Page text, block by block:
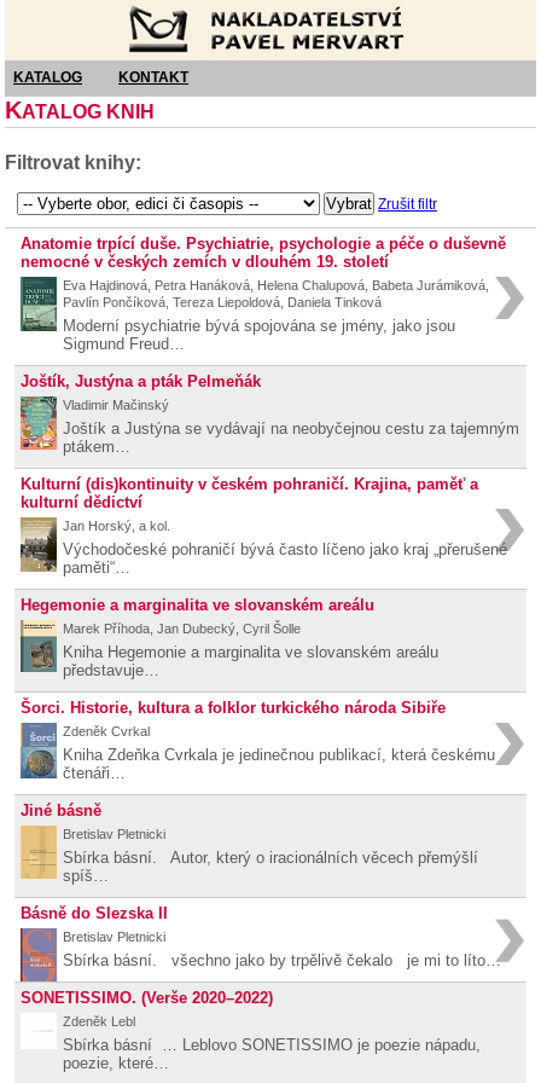
KATALOG KONTAKT
KATALOG KNIH
Filtrovat knihy:
Zrušit filtr
Anatomie trpící duše. Psychiatrie, psychologie a péče o duševně
nemocné v českých zemích v dlouhém 19. století
Eva Hajdinová, Petra Hanáková, Helena Chalupová, Babeta Jurámiková,
Pavlín Pončíková, Tereza Liepoldová, Daniela Tinková
Moderní psychiatrie bývá spojována se jmény, jako jsou
Sigmund Freud…
Joštík, Justýna a pták Pelmeňák
Vladimir Mačinský
Joštík a Justýna se vydávají na neobyčejnou cestu za tajemným
ptákem…
Kulturní (dis)kontinuity v českém pohraničí. Krajina, paměť a
kulturní dědictví
Jan Horský, a kol.
Východočeské pohraničí bývá často líčeno jako kraj „přerušené
paměti“…
Hegemonie a marginalita ve slovanském areálu
Marek Příhoda, Jan Dubecký, Cyril Šolle
Kniha Hegemonie a marginalita ve slovanském areálu
představuje…
Šorci. Historie, kultura a folklor turkického národa Sibiře
Zdeněk Cvrkal
Kniha Zdeňka Cvrkala je jedinečnou publikací, která českému
čtenáři…
Jiné básně
Bretislav Pletnicki
Sbírka básní. Autor, který o iracionálních věcech přemýšlí
spíš…
Básně do Slezska II
Bretislav Pletnicki
Sbírka básní. všechno jako by trpělivě čekalo je mi to líto…
SONETISSIMO. (Verše 2020–2022)
Zdeněk Lebl
Sbírka básní … Leblovo SONETISSIMO je poezie nápadu,
poezie, které…